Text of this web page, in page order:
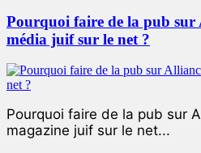
Pourquoi faire de la pub sur
média juif sur le net ?
Pourquoi faire de la pub sur
magazine juif sur le net...